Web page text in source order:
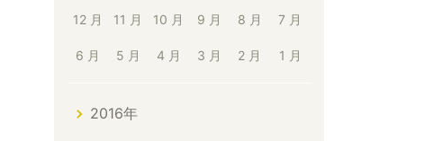
12 月 11 月 10 月 9 月 8 月 7 月
6 月 5 月 4 月 3 月 2 月 1 月
2016年